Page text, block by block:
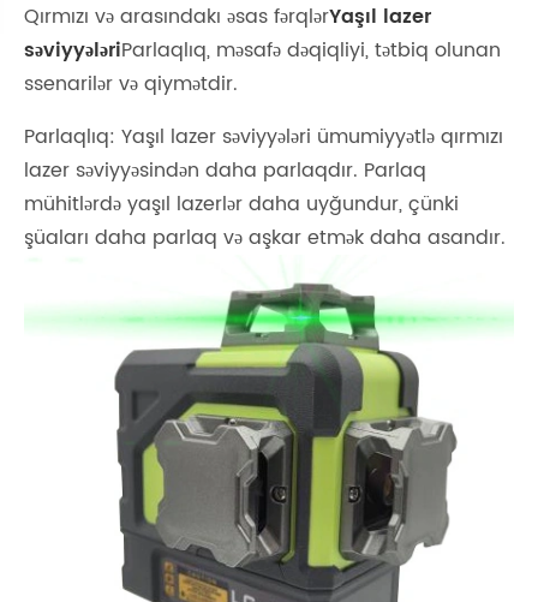
Qırmızı və arasındakı əsas fərqlərYaşıl lazer
səviyyələriParlaqlıq, məsafə dəqiqliyi, tətbiq olunan
ssenarilər və qiymətdir. ‌
Parlaqlıq: Yaşıl lazer səviyyələri ümumiyyətlə qırmızı
lazer səviyyəsindən daha parlaqdır. Parlaq
mühitlərdə yaşıl lazerlər daha uyğundur, çünki
şüaları daha parlaq və aşkar etmək daha asandır.